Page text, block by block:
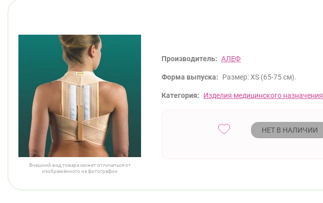
Внешний вид товара может отличаться от
изображённого на фотографии
Производитель: АЛЕФ
Форма выпуска: Размер: XS (65-75 см).
Категория: Изделия медицинского назначения
НЕТ В НАЛИЧИИ